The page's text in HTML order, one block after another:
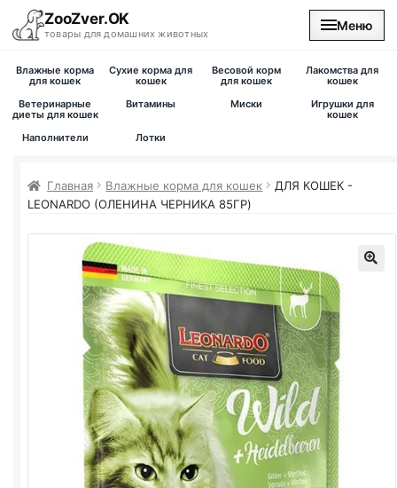
ZooZver.OK
товары для домашних животных
Меню
На главную
Влажные корма
для кошек
Сухие корма для
кошек
Весовой корм
для кошек
Лакомства для
кошек
Ветеринарные
диеты для кошек
Витамины Миски
Игрушки для
кошек
Наполнители
Лотки
Главная Влажные корма для кошек
ДЛЯ КОШЕК -
LEONARDO (ОЛЕНИНА ЧЕРНИКА 85ГР)